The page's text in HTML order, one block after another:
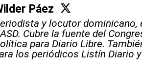
Páez
y locutor dominicano,
Cubre la fuente del
para Diario Libre.
los periódicos Listín Diario